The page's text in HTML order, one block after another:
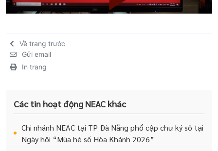
Về trang trước
Gửi email
In trang
Các tin hoạt động NEAC khác
Chi nhánh NEAC tại TP Đà Nẵng phổ cập chữ ký số tại
Ngày hội “Mùa hè số Hòa Khánh 2026”